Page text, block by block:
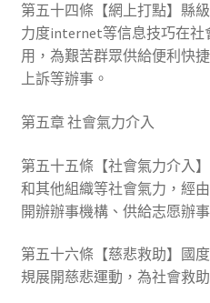
第五十四條【網上打點】縣
力度internet等信息技巧在社
用，為艱苦群眾供給便利快
上訴等辦事。
第五章 社會氣力介入
第五十五條【社會氣力介入
和其他組織等社會氣力，經
開辦辦事機構、供給志愿辦
第五十六條【慈悲救助】國
規展開慈悲運動，為社會救